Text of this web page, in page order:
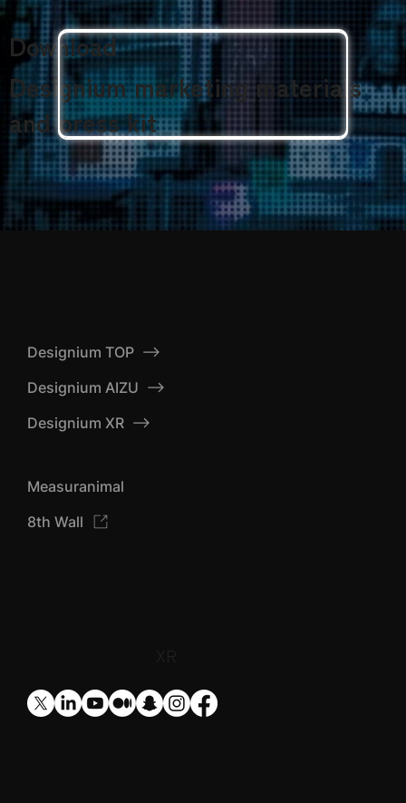
Download
Designium marketing materials
and press kit
Designium TOP
Designium AIZU
Designium XR
Measuranimal
8th Wall